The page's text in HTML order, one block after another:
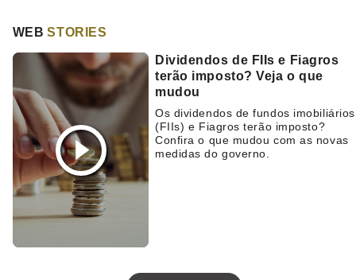
WEBSTORIES
Dividendos de FIIs e Fiagros
terão imposto? Veja o que
mudou
Os dividendos de fundos imobiliários
(FIIs) e Fiagros terão imposto?
Confira o que mudou com as novas
medidas do governo.